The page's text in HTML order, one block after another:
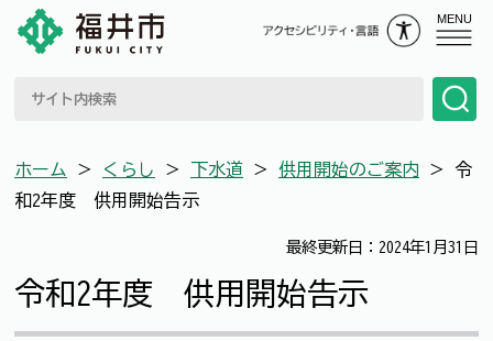
MENU
ホーム ＞ くらし ＞ 下水道 ＞ 供用開始のご案内 ＞ 令
和2年度 供用開始告示
最終更新日：2024年1月31日
令和2年度 供用開始告示